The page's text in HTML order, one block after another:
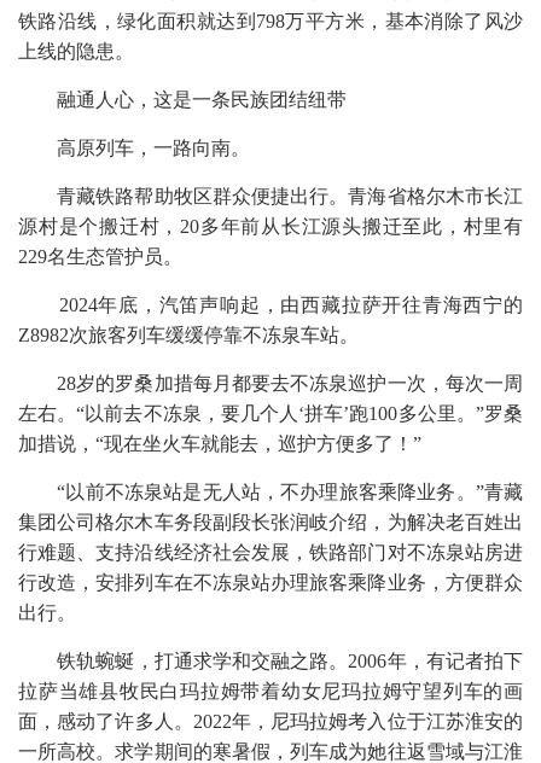
铁路沿线，绿化面积就达到798万平方米，基本消除了风沙
上线的隐患。
融通人心，这是一条民族团结纽带
高原列车，一路向南。
青藏铁路帮助牧区群众便捷出行。青海省格尔木市长江
源村是个搬迁村，20多年前从长江源头搬迁至此，村里有
229名生态管护员。
2024年底，汽笛声响起，由西藏拉萨开往青海西宁的
Z8982次旅客列车缓缓停靠不冻泉车站。
28岁的罗桑加措每月都要去不冻泉巡护一次，每次一周
左右。“以前去不冻泉，要几个人‘拼车’跑100多公里。”罗桑
加措说，“现在坐火车就能去，巡护方便多了！”
“以前不冻泉站是无人站，不办理旅客乘降业务。”青藏
集团公司格尔木车务段副段长张润岐介绍，为解决老百姓出
行难题、支持沿线经济社会发展，铁路部门对不冻泉站房进
行改造，安排列车在不冻泉站办理旅客乘降业务，方便群众
出行。
铁轨蜿蜒，打通求学和交融之路。2006年，有记者拍下
拉萨当雄县牧民白玛拉姆带着幼女尼玛拉姆守望列车的画
面，感动了许多人。2022年，尼玛拉姆考入位于江苏淮安的
一所高校。求学期间的寒暑假，列车成为她往返雪域与江淮